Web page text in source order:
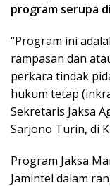
program serupa
“Program ini
rampasan dan
perkara tindak
hukum tetap
Sekretaris Jaksa
Sarjono Turin, di
Program Jaksa
Jamintel dalam